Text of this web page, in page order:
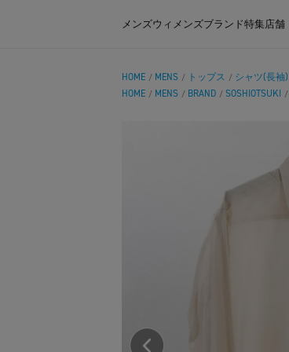
メンズウィメンズブランド特集店舗
HOME / MENS / トップス / シャツ(長袖)
HOME / MENS / BRAND / SOSHIOTSUKI /